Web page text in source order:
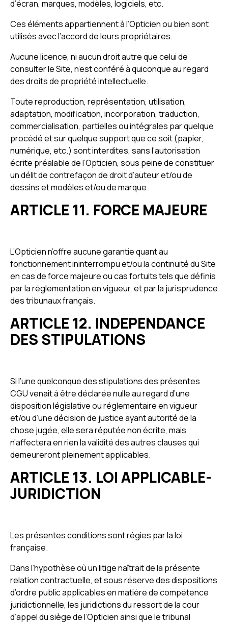
d’écran, marques, modèles, logiciels, etc.
Ces éléments appartiennent à l’Opticien ou bien sont
utilisés avec l’accord de leurs propriétaires.
Aucune licence, ni aucun droit autre que celui de
consulter le Site, n’est conféré à quiconque au regard
des droits de propriété intellectuelle.
Toute reproduction, représentation, utilisation,
adaptation, modification, incorporation, traduction,
commercialisation, partielles ou intégrales par quelque
procédé et sur quelque support que ce soit (papier,
numérique, etc.) sont interdites, sans l’autorisation
écrite préalable de l’Opticien, sous peine de constituer
un délit de contrefaçon de droit d’auteur et/ou de
dessins et modèles et/ou de marque.
ARTICLE 11. FORCE MAJEURE
L’Opticien n’offre aucune garantie quant au
fonctionnement ininterrompu et/ou la continuité du Site
en cas de force majeure ou cas fortuits tels que définis
par la réglementation en vigueur, et par la jurisprudence
des tribunaux français.
ARTICLE 12. INDEPENDANCE
DES STIPULATIONS
Si l’une quelconque des stipulations des présentes
CGU venait à être déclarée nulle au regard d’une
disposition législative ou réglementaire en vigueur
et/ou d’une décision de justice ayant autorité de la
chose jugée, elle sera réputée non écrite, mais
n’affectera en rien la validité des autres clauses qui
demeureront pleinement applicables.
ARTICLE 13. LOI APPLICABLE-
JURIDICTION
Les présentes conditions sont régies par la loi
française.
Dans l’hypothèse où un litige naîtrait de la présente
relation contractuelle, et sous réserve des dispositions
d’ordre public applicables en matière de compétence
juridictionnelle, les juridictions du ressort de la cour
d’appel du siège de l’Opticien ainsi que le tribunal